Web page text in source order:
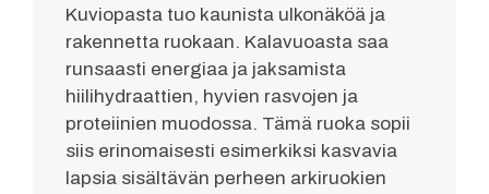
Kuviopasta tuo kaunista ulkonäköä ja
rakennetta ruokaan. Kalavuoasta saa
runsaasti energiaa ja jaksamista
hiilihydraattien, hyvien rasvojen ja
proteiinien muodossa. Tämä ruoka sopii
siis erinomaisesti esimerkiksi kasvavia
lapsia sisältävän perheen arkiruokien